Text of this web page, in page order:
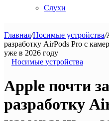
Слухи
Главная/Носимые устройства/
разработку AirPods Pro с
уже в 2026 году
Носимые устройства
Apple почти
разработку